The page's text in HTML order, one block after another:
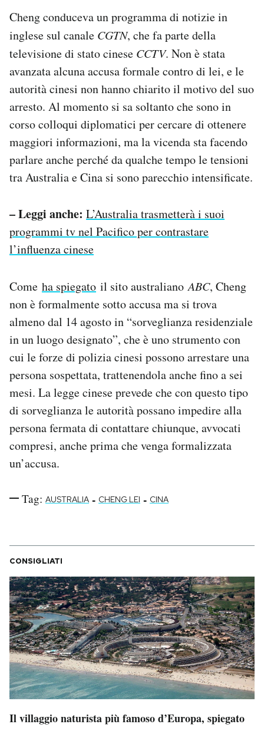
Cheng conduceva un programma di notizie in
inglese sul canale CGTN, che fa parte della
televisione di stato cinese CCTV. Non è stata
avanzata alcuna accusa formale contro di lei, e le
autorità cinesi non hanno chiarito il motivo del suo
arresto. Al momento si sa soltanto che sono in
corso colloqui diplomatici per cercare di ottenere
maggiori informazioni, ma la vicenda sta facendo
parlare anche perché da qualche tempo le tensioni
tra Australia e Cina si sono parecchio intensificate.
– Leggi anche: L’Australia trasmetterà i suoi
programmi tv nel Pacifico per contrastare
l’influenza cinese
Come ha spiegato il sito australianoABC, Cheng
non è formalmente sotto accusa ma si trova
almeno dal 14 agosto in “sorveglianza residenziale
in un luogo designato”, che è uno strumento con
cui le forze di polizia cinesi possono arrestare una
persona sospettata, trattenendola anche fino a sei
mesi. La legge cinese prevede che con questo tipo
di sorveglianza le autorità possano impedire alla
persona fermata di contattare chiunque, avvocati
compresi, anche prima che venga formalizzata
un’accusa.
Tag: AUSTRALIA - CHENG LEI - CINA
CONSIGLIATI
Il villaggio naturista più famoso d’Europa, spiegato